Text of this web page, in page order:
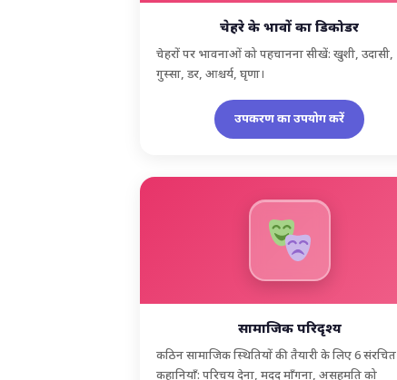
चेहरे के भावों का डिकोडर
चेहरों पर भावनाओं को पहचानना सीखें: खुशी, उदासी,
गुस्सा, डर, आश्चर्य, घृणा।
उपकरण का उपयोग करें
सामाजिक परिदृश्य
कठिन सामाजिक स्थितियों की तैयारी के लिए 6 संरचित
कहानियाँ: परिचय देना, मदद माँगना, असहमति को